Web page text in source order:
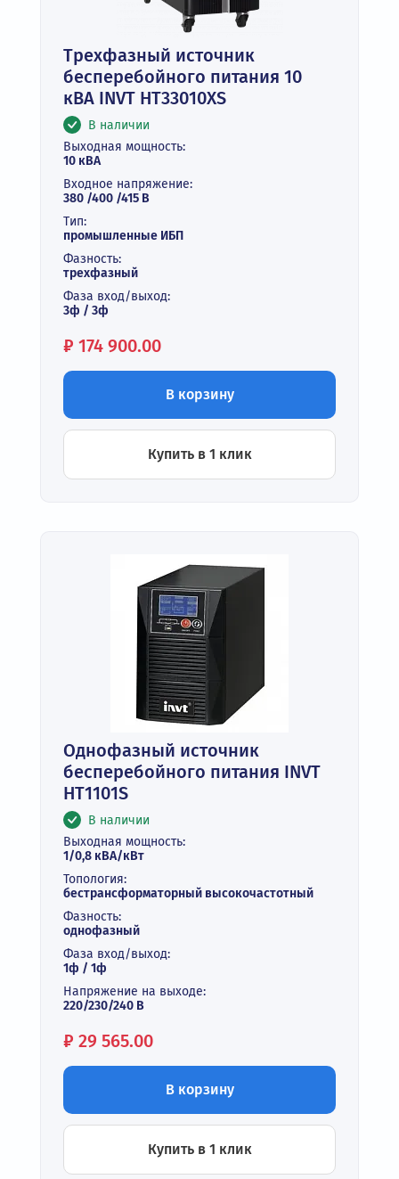
Трехфазный источник
бесперебойного питания 10
кВА INVT HT33010XS
В наличии
Выходная мощность:
10 кВА
Входное напряжение:
380 /400 /415 В
Тип:
промышленные ИБП
Фазность:
трехфазный
Фаза вход/выход:
3ф / 3ф
Цена:
₽ 174 900.00
В корзину
Купить в 1 клик
Однофазный источник
бесперебойного питания INVT
HT1101S
В наличии
Выходная мощность:
1/0,8 кВА/кВт
Топология:
бестрансформаторный высокочастотный
Фазность:
однофазный
Фаза вход/выход:
1ф / 1ф
Напряжение на выходе:
220/230/240 В
Цена:
₽ 29 565.00
В корзину
Купить в 1 клик